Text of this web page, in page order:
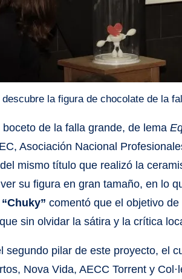
descubre la figura de chocolate de la
boceto de la falla grande, de lema
Asociación Nacional
mismo título que realizó la
su figura en gran tamaño, en lo
comentó que el objetivo
sin olvidar la sátira y la crítica
segundo pilar de este proyecto, el
Nova Vida, AECC Torrent y